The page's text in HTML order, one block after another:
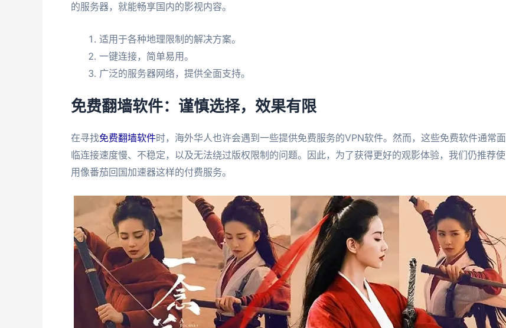
的服务器，就能畅享国内的影视内容。
适用于各种地理限制的解决方案。
一键连接，简单易用。
广泛的服务器网络，提供全面支持。
免费翻墙软件：谨慎选择，效果有限
在寻找免费翻墙软件时，海外华人也许会遇到一些提供免费服务的VPN软件。然而，这些免费软件通常面
临连接速度慢、不稳定，以及无法绕过版权限制的问题。因此，为了获得更好的观影体验，我们仍推荐使
用像番茄回国加速器这样的付费服务。